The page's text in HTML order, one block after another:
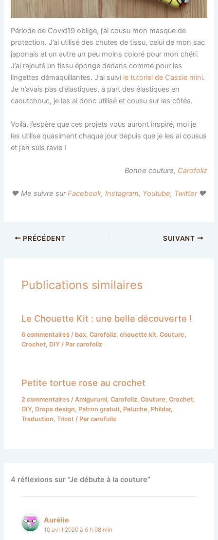
Période de Covid19 oblige, j’ai cousu mon masque de
protection. J’ai utilisé des chutes de tissu, celui de mon sac
japonais et un autre un peu moins coloré pour mon chéri.
J’ai rajouté un tissu éponge dedans comme pour les
lingettes démaquillantes. J’ai suivi le tutoriel de Cassie mini.
Je n’avais pas d’élastiques, à part des élastiques en
caoutchouc, je les ai donc utilisé et cousu sur les côtés.
Voilà, j’espère que ces projets vous auront inspiré, moi je
les utilise quasiment chaque jour depuis que je les ai cousus
et j’en suis ravie !
Bonne couture, Carofoliz
♥ Me suivre surFacebook, Instagram, Youtube, Twitter♥
PRÉCÉDENT SUIVANT
Publications similaires
Le Chouette Kit : une belle découverte !
6 commentaires / box,Carofoliz,chouette kit,Couture,
Crochet, DIY / Parcarofoliz
Petite tortue rose au crochet
2 commentaires /Amigurumi,Carofoliz,Couture,Crochet,
DIY, Drops design, Patron gratuit, Peluche, Phildar,
Traduction,Tricot / Parcarofoliz
4 réflexions sur “Je débute à la couture”
Aurélie
10 avril 2020 à 6 h 08 min